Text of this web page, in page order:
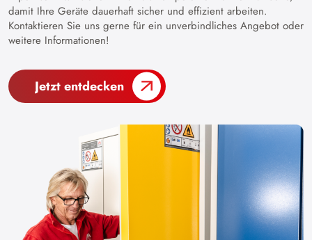
damit Ihre Geräte dauerhaft sicher und effizient arbeiten.
Kontaktieren Sie uns gerne für ein unverbindliches Angebot oder
weitere Informationen!
Jetzt entdecken